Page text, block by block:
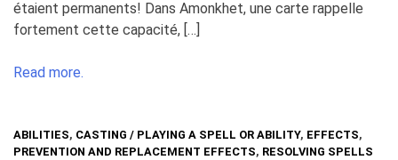
étaient permanents! Dans Amonkhet, une carte rappelle
fortement cette capacité, […]
Read more.
ABILITIES, CASTING / PLAYING A SPELL OR ABILITY, EFFECTS,
PREVENTION AND REPLACEMENT EFFECTS, RESOLVING SPELLS